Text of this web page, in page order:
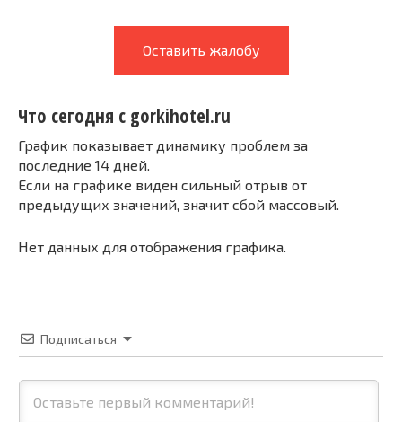
Оставить жалобу
Что сегодня с gorkihotel.ru
График показывает динамику проблем за
последние 14 дней.
Если на графике виден сильный отрыв от
предыдущих значений, значит сбой массовый.
Нет данных для отображения графика.
Подписаться